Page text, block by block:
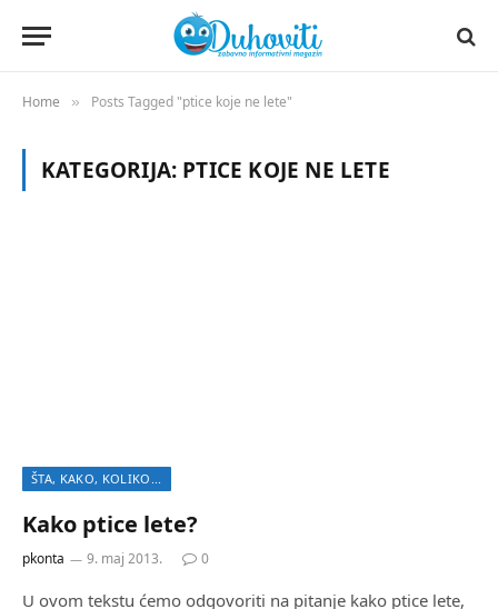
Home » Posts Tagged "ptice koje ne lete"
KATEGORIJA: PTICE KOJE NE LETE
ŠTA, KAKO, KOLIKO...
Kako ptice lete?
pkonta 9. maj 2013. 0
U ovom tekstu ćemo odgovoriti na pitanje kako ptice lete,